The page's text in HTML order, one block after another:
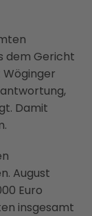
dem Gericht
Damit
August
Euro
insgesamt